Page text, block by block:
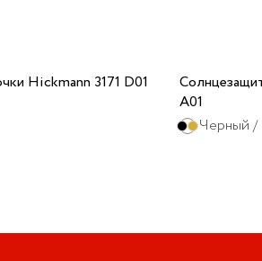
Hickmann 3171 D01
A01
Черный /